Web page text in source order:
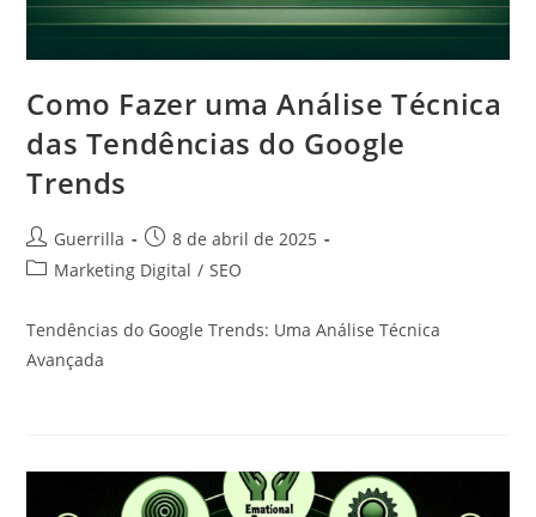
Como Fazer uma Análise Técnica
das Tendências do Google
Trends
Autor
do
Guerrilla
Post
publicado:
8 de abril de 2025
Categoria
post:
Marketing Digital / SEO
Tendências do Google Trends: Uma Análise Técnica
Avançada